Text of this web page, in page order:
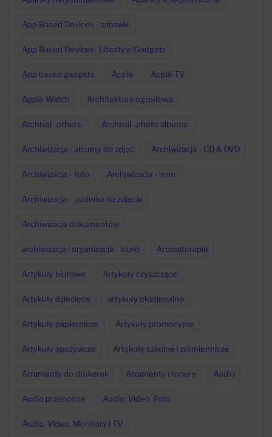
App Based Devices - zabawki
App Based Devices- Lifestyle/Gadgets
App based gadgets Apple Apple TV
Apple Watch Architektura ogrodowa
Archival -others- Archival -photo albums-
Archiwizacja - albumy do zdjęć Archiwizacja - CD & DVD
Archiwizacja - foto Archiwizacja - inne
Archiwizacja - pudełka na zdjęcia
Archiwizacja dokumentów
archiwizacja i organizacja - biuro Aromaterapia
Artykuły biurowe Artykuły czyszczące
Artykuły dziecięce artykuły okazjonalne
Artykuły papiernicze Artykuły promocyjne
Artykuły spożywcze Artykuły szkolne i piśmiennicze
Atramenty do drukarek Atramenty i tonery Audio
Audio przenośne Audio, Video, Foto
Audio, Video, Monitory i TV